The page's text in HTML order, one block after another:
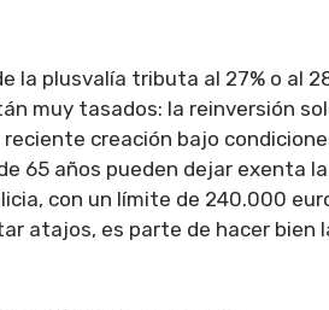
la plusvalía tributa al 27% o al
muy tasados: la reinversión
creación bajo
65 años pueden dejar exenta la
con un límite de 240.000
atajos, es parte de hacer bien